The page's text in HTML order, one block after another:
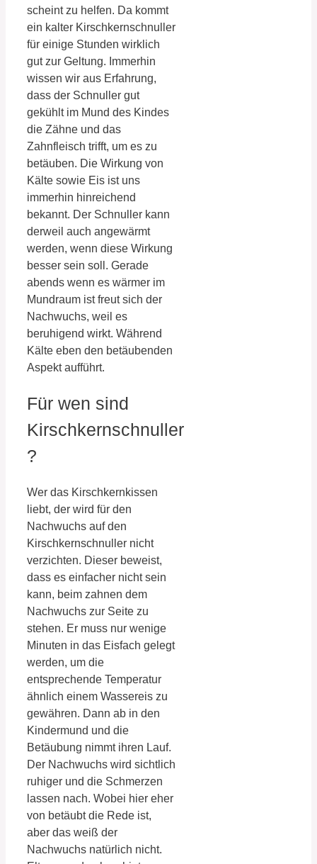
scheint zu helfen. Da kommt
ein kalter Kirschkernschnuller
für einige Stunden wirklich
gut zur Geltung. Immerhin
wissen wir aus Erfahrung,
dass der Schnuller gut
gekühlt im Mund des Kindes
die Zähne und das
Zahnfleisch trifft, um es zu
betäuben. Die Wirkung von
Kälte sowie Eis ist uns
immerhin hinreichend
bekannt. Der Schnuller kann
derweil auch angewärmt
werden, wenn diese Wirkung
besser sein soll. Gerade
abends wenn es wärmer im
Mundraum ist freut sich der
Nachwuchs, weil es
beruhigend wirkt. Während
Kälte eben den betäubenden
Aspekt aufführt.
Für wen sind
Kirschkernschnuller
?
Wer das Kirschkernkissen
liebt, der wird für den
Nachwuchs auf den
Kirschkernschnuller nicht
verzichten. Dieser beweist,
dass es einfacher nicht sein
kann, beim zahnen dem
Nachwuchs zur Seite zu
stehen. Er muss nur wenige
Minuten in das Eisfach gelegt
werden, um die
entsprechende Temperatur
ähnlich einem Wassereis zu
gewähren. Dann ab in den
Kindermund und die
Betäubung nimmt ihren Lauf.
Der Nachwuchs wird sichtlich
ruhiger und die Schmerzen
lassen nach. Wobei hier eher
von betäubt die Rede ist,
aber das weiß der
Nachwuchs natürlich nicht.